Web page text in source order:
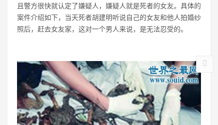
且警方很快就认定了嫌疑人，嫌疑人就是死者的女友。具体的
案件介绍如下，当天死者胡建明听说自己的女友和他人拍婚纱
照后，赶去女友家，这对一个男人来说，是无法忍受的。